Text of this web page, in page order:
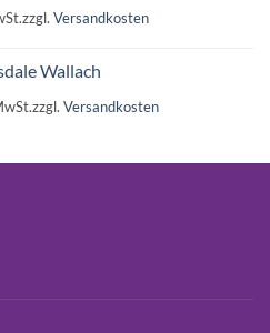
zzgl. Versandkosten
Wallach
zzgl. Versandkosten